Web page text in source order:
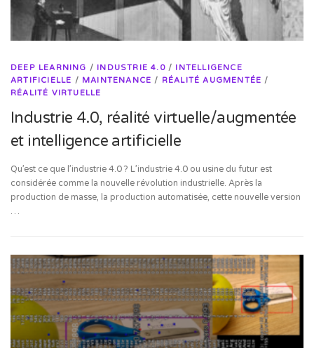
DEEP LEARNING / INDUSTRIE 4.0/ INTELLIGENCE
ARTIFICIELLE / MAINTENANCE / RÉALITÉ AUGMENTÉE /
RÉALITÉ VIRTUELLE
Industrie 4.0, réalité virtuelle/augmentée
et intelligence artificielle
Qu’est ce que l’industrie 4.0 ? L’industrie 4.0 ou usine du futur est
considérée comme la nouvelle révolution industrielle. Après la
production de masse, la production automatisée, cette nouvelle version
…